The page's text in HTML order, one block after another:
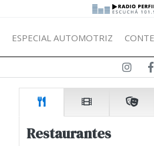
ESPECIAL AUTOMOTRIZ
Restaurantes